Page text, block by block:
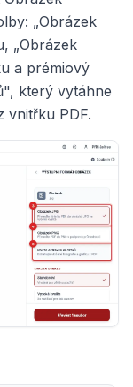
„Obrázek
„Obrázek
a prémiový
který vytáhne
vnitřku PDF.